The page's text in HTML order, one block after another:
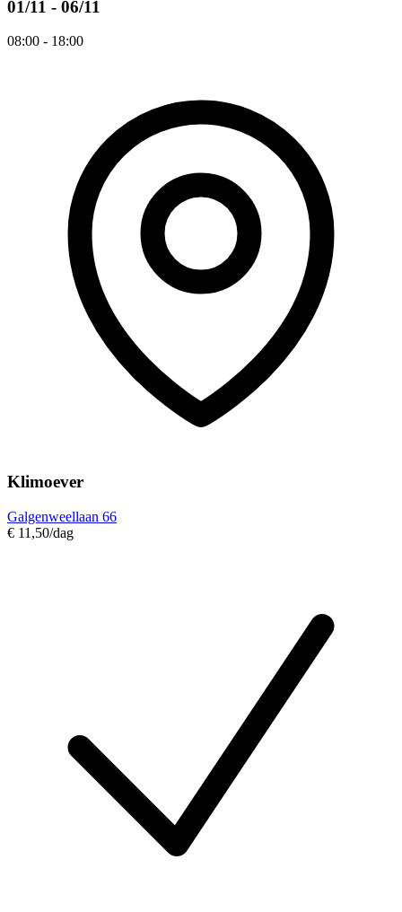
01/11 - 06/11
08:00 - 18:00
Klimoever
Galgenweellaan 66
€ 11,50/dag